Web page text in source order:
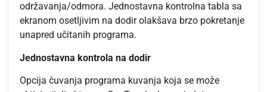
održavanja/odmora. Jednostavna kontrolna tabla sa
ekranom osetljivim na dodir olakšava brzo pokretanje
unapred učitanih programa.
Jednostavna kontrola na dodir
Opcija čuvanja programa kuvanja koja se može